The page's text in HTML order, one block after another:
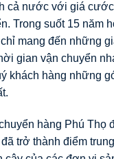
cả nước với giá
Trong suốt 15 năm
mang đến những
gian vận chuyển
khách hàng những
hàng Phú Thọ
trở thành điểm